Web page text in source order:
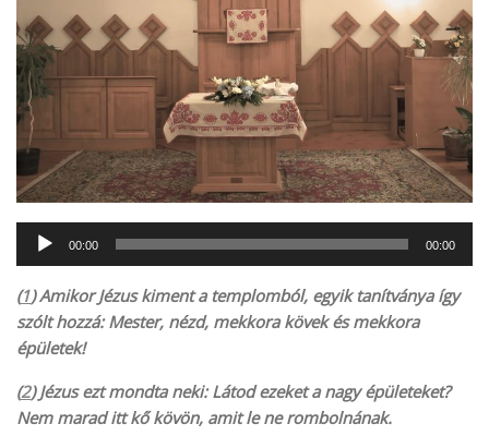
Audió
00:00 00:00
(1) Amikor Jézus kiment a templomból, egyik tanítványa így
szólt hozzá: Mester, nézd, mekkora kövek és mekkora
épületek!
(2) Jézus ezt mondta neki: Látod ezeket a nagy épületeket?
Nem marad itt kő kövön, amit le ne rombolnának.